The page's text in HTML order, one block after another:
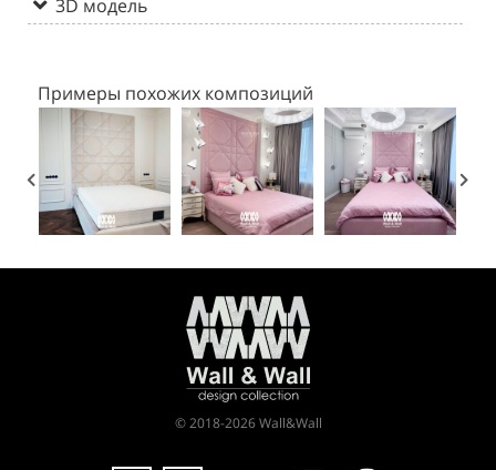
3D модель
Примеры похожих композиций
© 2018-2026 Wall&Wall